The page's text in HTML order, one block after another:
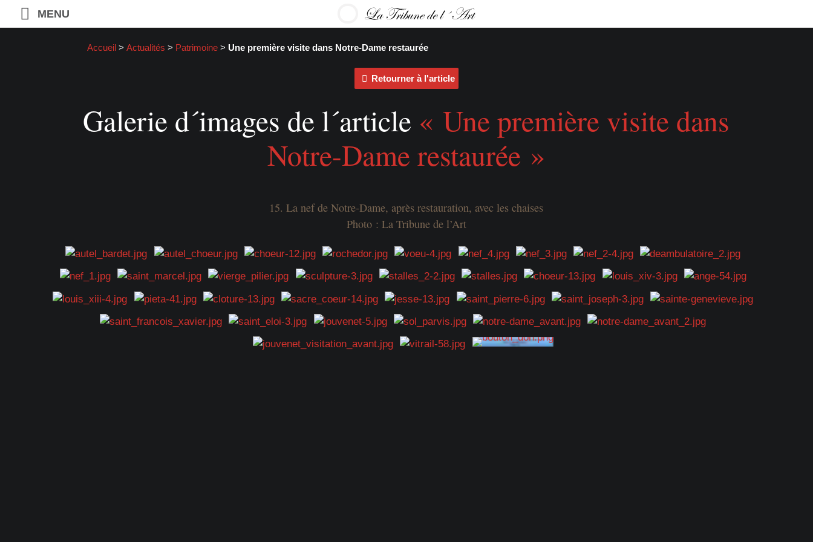
MENU
Accueil > Actualités > Patrimoine > Une première visite dans Notre-Dame restaurée
Retourner à l'article
Galerie d´images de l´article « Une première visite dans
Notre-Dame restaurée »
15. La nef de Notre-Dame, après restauration, avec les chaises
Photo : La Tribune de l’Art